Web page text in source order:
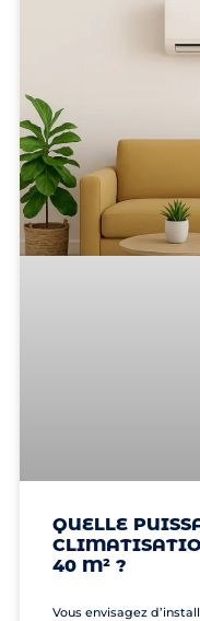
QUELLE
40 M² ?
Vous envisagez